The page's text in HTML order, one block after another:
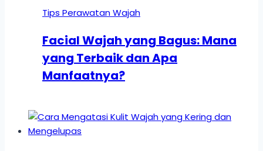
Tips Perawatan Wajah
Facial Wajah yang Bagus: Mana
yang Terbaik dan Apa
Manfaatnya?